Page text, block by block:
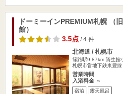
ドーミーインPREMIUM札幌 （
館）
3.5点/ 4 件
北海道 / 札幌市
篠路駅9.87km 資生館
札幌市営地下鉄東豊
営業時間
入浴料金 ～
宿泊 露天風呂